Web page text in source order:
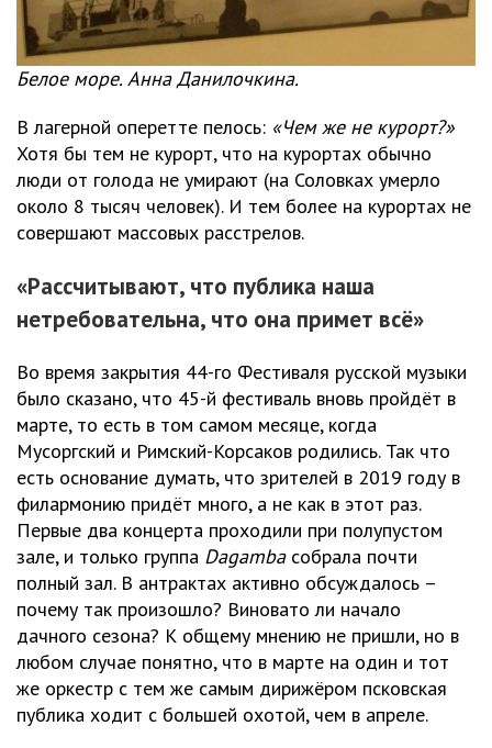
Белое море. Анна Данилочкина.
В лагерной оперетте пелось: «Чем же не курорт?»
Хотя бы тем не курорт, что на курортах обычно
люди от голода не умирают (на Соловках умерло
около 8 тысяч человек). И тем более на курортах не
совершают массовых расстрелов.
«Рассчитывают, что публика наша
нетребовательна, что она примет всё»
Во время закрытия 44-го Фестиваля русской музыки
было сказано, что 45-й фестиваль вновь пройдёт в
марте, то есть в том самом месяце, когда
Мусоргский и Римский-Корсаков родились. Так что
есть основание думать, что зрителей в 2019 году в
филармонию придёт много, а не как в этот раз.
Первые два концерта проходили при полупустом
зале, и только группа Dagamba собрала почти
полный зал. В антрактах активно обсуждалось –
почему так произошло? Виновато ли начало
дачного сезона? К общему мнению не пришли, но в
любом случае понятно, что в марте на один и тот
же оркестр с тем же самым дирижёром псковская
публика ходит с большей охотой, чем в апреле.